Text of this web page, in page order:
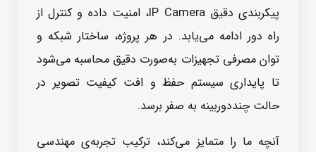
پیکربندی دقیق IP Camera، امنیت داده و کنترل از
راه دور ادامه می‌یابد. در هر پروژه، ساختار شبکه و
توان مصرفی تجهیزات به‌صورت دقیق محاسبه می‌شود
تا پایداری سیستم حفظ و افت کیفیت تصویر در
حالت چنددوربینه به صفر برسد.
آنچه ما را متمایز می‌کند، ترکیب تجربه‌ی مهندسی